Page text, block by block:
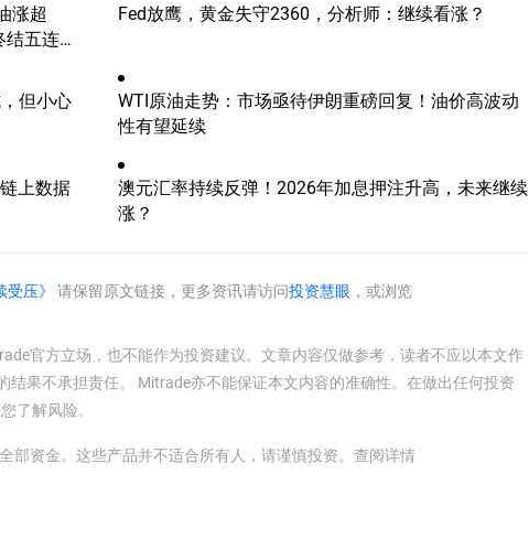
涨超
结五连
Fed放鹰，黄金失守2360，分析师：继续看涨？
但小心
WTI原油走势：市场亟待伊朗重磅回复！油价高波动
性有望延续
上数据
澳元汇率持续反弹！2026年加息押注升高，未来继续
涨？
压》 请保留原文链接，更多资讯请访问投资慧眼 ，或浏览
官方立场，也不能作为投资建议。文章内容仅做参考，读者不应以本文作
果不承担责任。 Mitrade亦不能保证本文内容的准确性。在做出任何投资
了解风险。
资金。这些产品并不适合所有人，请谨慎投资。 查阅详情